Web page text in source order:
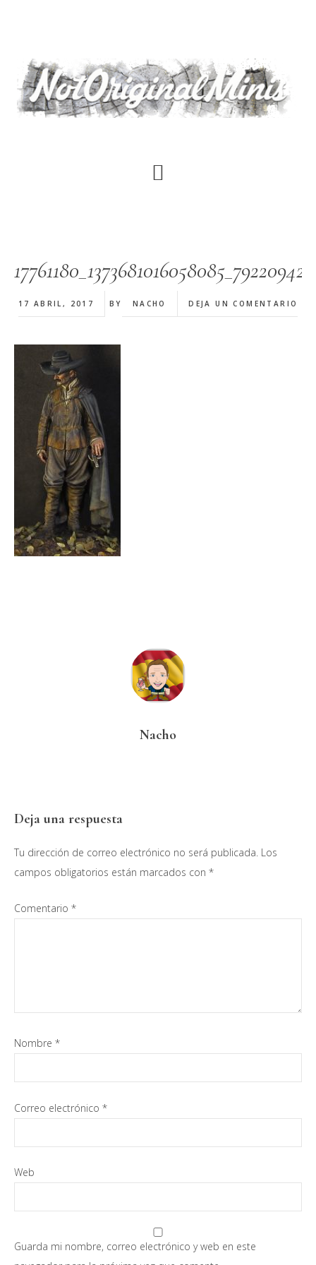
principal
17 ABRIL, 2017 BY NACHO DEJA UN COMENTARIO
Nacho
Interacciones
con
los
Deja una respuesta
Tu dirección de correo electrónico no será publicada. Los
campos obligatorios están marcados con *
Comentario *
Nombre *
Correo electrónico *
Web
Guarda mi nombre, correo electrónico y web en este